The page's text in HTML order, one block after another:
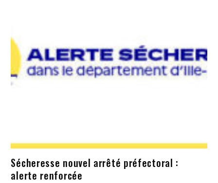
Sécheresse nouvel arrêté préfectoral :
alerte renforcée